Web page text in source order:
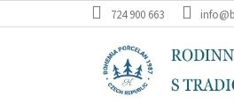
na
724 900 663